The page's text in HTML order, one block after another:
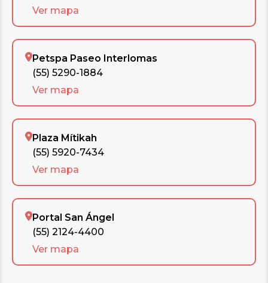
Ver mapa
Petspa Paseo Interlomas
(55) 5290-1884
Ver mapa
Plaza Mítikah
(55) 5920-7434
Ver mapa
Portal San Ángel
(55) 2124-4400
Ver mapa